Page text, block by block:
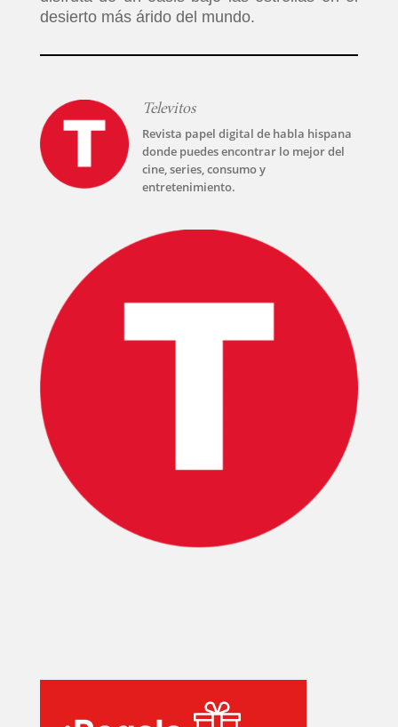
desierto más árido del mundo.
Televitos
Revista papel digital de habla hispana
donde puedes encontrar lo mejor del
cine, series, consumo y
entretenimiento.